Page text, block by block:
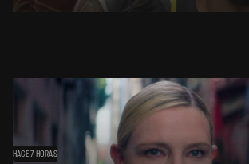
HACE 7 HORAS